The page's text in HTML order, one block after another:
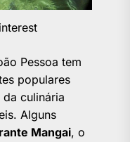
Pessoa tem
populares
culinária
Alguns
Mangai, o